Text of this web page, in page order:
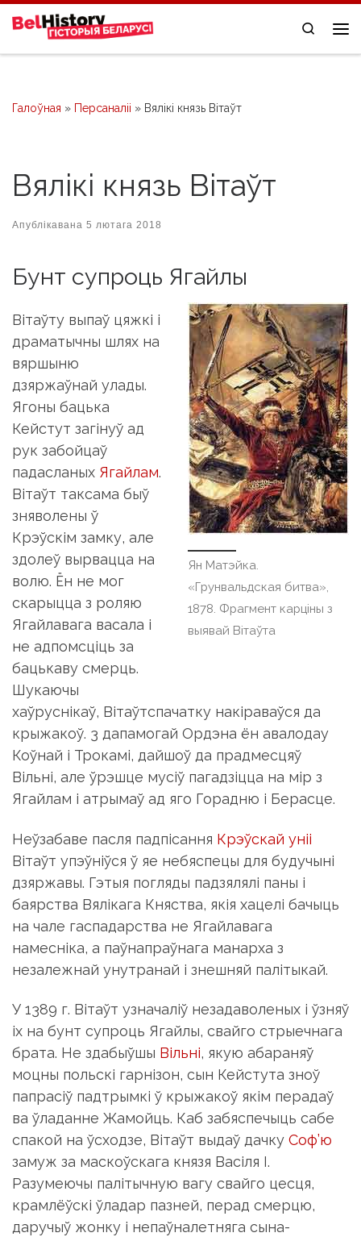
Skip to content
Search
Галоўная » Персаналіі » Вялікі князь Вітаўт
Вялікі князь Вітаўт
Апублікавана 5 лютага 2018
Бунт супроць Ягайлы
Ян Матэйка.
«Грунвальдская битва»,
1878. Фрагмент карціны з
выявай Вітаўта
Вітаўту выпаў цяжкі і
драматычны шлях на
вяршыню
дзяржаўнай улады.
Ягоны бацька
Кейстут загінуў ад
рук забойцаў
падасланых Ягайлам.
Вітаўт таксама быў
зняволены ў
Крэўскім замку, але
здолеў вырвацца на
волю. Ён не мог
скарыцца з роляю
Ягайлавага васала і
не адпомсціць за
бацькаву смерць.
Шукаючы
хаўруснікаў, Вітаўтспачатку накіраваўся да
крыжакоў. 3 дапамогай Ордэна ён авалодау
Коўнай і Трокамі, дайшоў да прадмесцяў
Вільні, але ўрэшце мусіў пагадзіцца на мір з
Ягайлам і атрымаў ад яго Горадню і Берасце.
Неўзабаве пасля падпісання Крэўскай уніі
Вітаўт упэўніўся ў яе небяспецы для будучыні
дзяржавы. Гэтыя погляды падзялялі паны і
баярства Вялікага Княства, якія хацелі бачыць
на чале гаспадарства не Ягайлавага
намесніка, а паўнапраўнага манарха з
незалежнай унутранай і знешняй палітыкай.
У 1389 г. Вітаўт узначаліў незадаволеных і ўзняў
іх на бунт супроць Ягайлы, свайго стрыечнага
брата. Не здабыўшы Вільні, якую абараняў
моцны польскі гарнізон, сын Кейстута зноў
папрасіў падтрымкі ў крыжакоў якім перадаў
ва ўладанне Жамойць. Каб забяспечыць сабе
спакой на ўсходзе, Вітаўт выдаў дачку Соф’ю
замуж за маскоўскага князя Васіля I.
Разумеючы палітычную вагу свайго цесця,
крамлёўскі ўладар пазней, перад смерцю,
даручыў жонку і непаўналетняга сына-